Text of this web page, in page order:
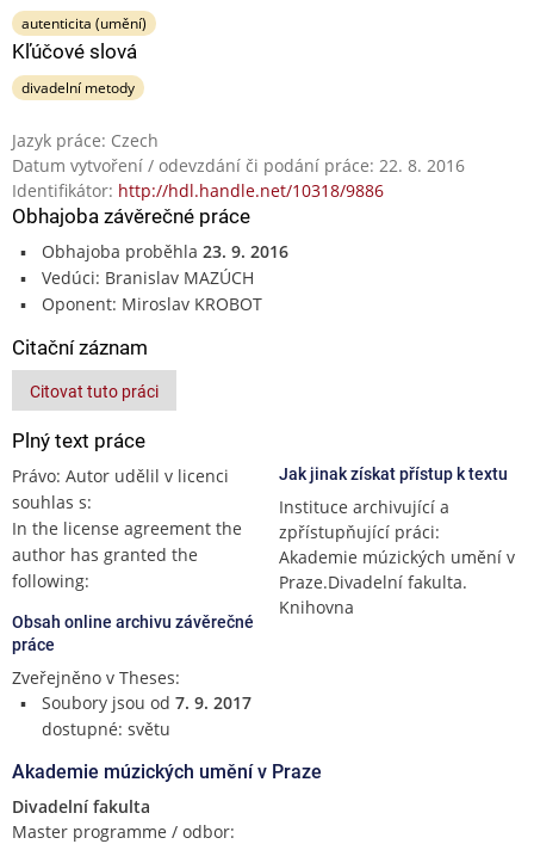
autenticita (umění)
Kľúčové slová
divadelní metody
Jazyk práce: Czech
Datum vytvoření / odevzdání či podání práce: 22. 8. 2016
Identifikátor: http://hdl.handle.net/10318/9886
Obhajoba závěrečné práce
Obhajoba proběhla 23. 9. 2016
Vedúci: Branislav MAZÚCH
Oponent: Miroslav KROBOT
Citační záznam
Citovat tuto práci
Plný text práce
Právo: Autor udělil v licenci
souhlas s:
In the license agreement the
author has granted the
following:
Obsah online archivu závěrečné
práce
Zveřejněno v Theses:
Soubory jsou od 7. 9. 2017
dostupné: světu
Jak jinak získat přístup k textu
Instituce archivující a
zpřístupňující práci:
Akademie múzických umění v
Praze.Divadelní fakulta.
Knihovna
Akademie múzických umění v Praze
Divadelní fakulta
Master programme / odbor: